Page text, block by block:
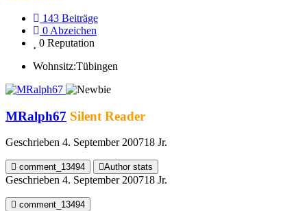
143 Beiträge
0 Abzeichen
0 Reputation
Wohnsitz:Tübingen
MRalph67 Silent Reader
Geschrieben 4. September 200718 Jr.
comment_13494 Author stats
Geschrieben 4. September 200718 Jr.
comment_13494